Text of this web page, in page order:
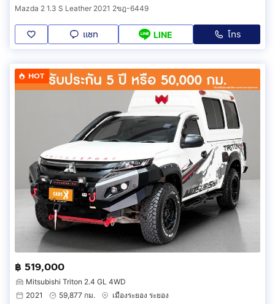
Mazda 2 1.3 S Leather 2021 2ขฎ-6449
แชท LINE โทร
HOT
฿ 519,000
Mitsubishi Triton 2.4 GL 4WD
2021
59,877 กม.
เมืองระยอง ระยอง